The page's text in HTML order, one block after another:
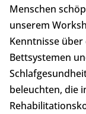
Menschen
unserem
Kenntnisse
Bettsystemen
beleuchten, die